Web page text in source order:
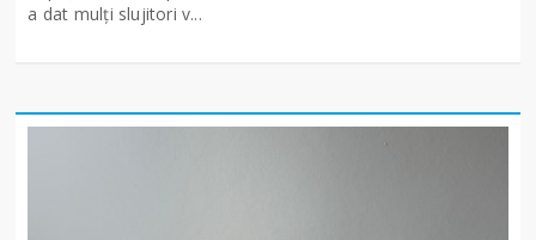
a dat mulți slujitori v...